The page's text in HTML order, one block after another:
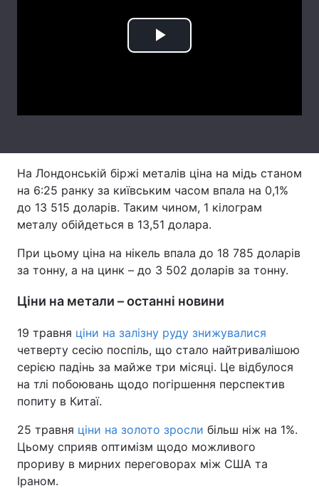
Тема оформлення
Play
На Лондонській біржі металів ціна на мідь станом
на 6:25 ранку за київським часом впала на 0,1%
до 13 515 доларів. Таким чином, 1 кілограм
металу обійдеться в 13,51 долара.
При цьому ціна на нікель впала до 18 785 доларів
за тонну, а на цинк – до 3 502 доларів за тонну.
Ціни на метали – останні новини
19 травня ціни на залізну руду знижувалися
четверту сесію поспіль, що стало найтривалішою
серією падінь за майже три місяці. Це відбулося
на тлі побоювань щодо погіршення перспектив
попиту в Китаї.
25 травня ціни на золото зросли більш ніж на 1%.
Цьому сприяв оптимізм щодо можливого
прориву в мирних переговорах між США та
Іраном.